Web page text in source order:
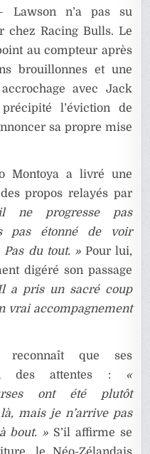
Lawson n’a pas su
chez Racing Bulls. Le
au compteur après
brouillonnes et une
avec Jack
l’éviction de
sa propre mise
Montoya a livré une
propos relayés par
ne progresse pas
pas étonné de voir
du tout. »Pour lui,
digéré son passage
a pris un sacré coup
vrai accompagnement
reconnaît que ses
des attentes : «
ont été plutôt
mais je n’arrive pas
bout. » S’il affirme se